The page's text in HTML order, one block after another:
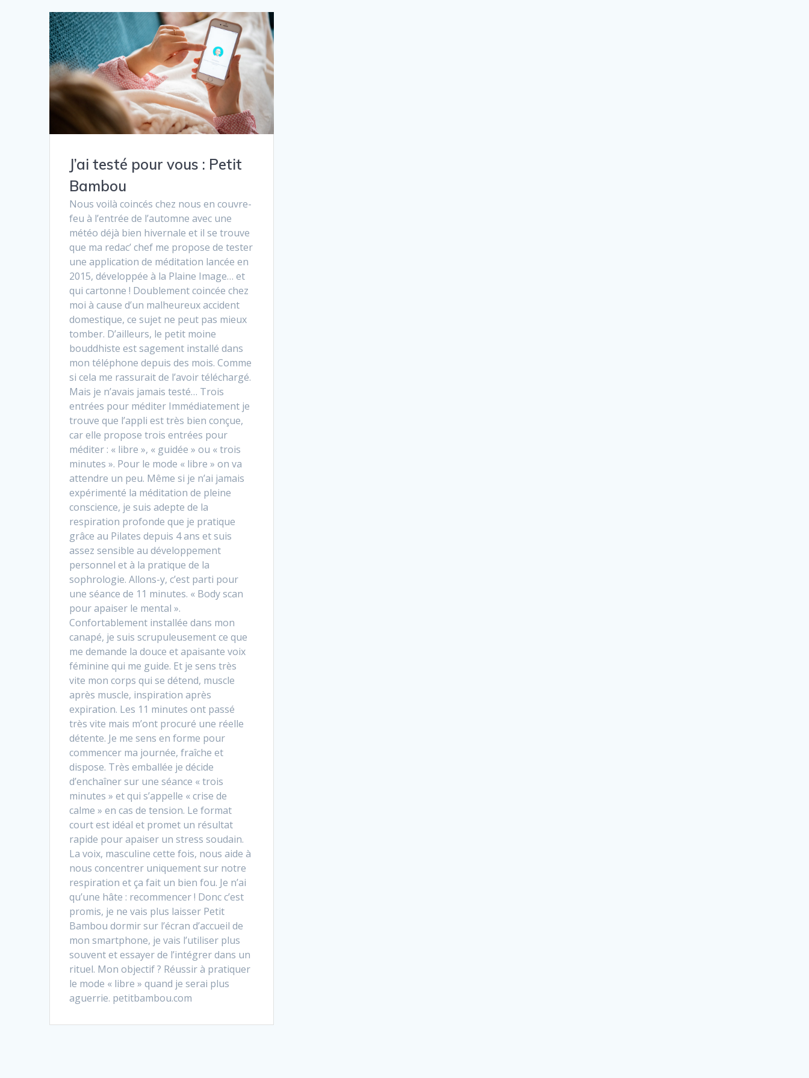
J’ai testé pour vous : Petit
Bambou
Nous voilà coincés chez nous en couvre-
feu à l’entrée de l’automne avec une
météo déjà bien hivernale et il se trouve
que ma redac’ chef me propose de tester
une application de méditation lancée en
2015, développée à la Plaine Image… et
qui cartonne ! Doublement coincée chez
moi à cause d’un malheureux accident
domestique, ce sujet ne peut pas mieux
tomber. D’ailleurs, le petit moine
bouddhiste est sagement installé dans
mon téléphone depuis des mois. Comme
si cela me rassurait de l’avoir téléchargé.
Mais je n’avais jamais testé… Trois
entrées pour méditer Immédiatement je
trouve que l’appli est très bien conçue,
car elle propose trois entrées pour
méditer : « libre », « guidée » ou « trois
minutes ». Pour le mode « libre » on va
attendre un peu. Même si je n’ai jamais
expérimenté la méditation de pleine
conscience, je suis adepte de la
respiration profonde que je pratique
grâce au Pilates depuis 4 ans et suis
assez sensible au développement
personnel et à la pratique de la
sophrologie. Allons-y, c’est parti pour
une séance de 11 minutes. « Body scan
pour apaiser le mental ».
Confortablement installée dans mon
canapé, je suis scrupuleusement ce que
me demande la douce et apaisante voix
féminine qui me guide. Et je sens très
vite mon corps qui se détend, muscle
après muscle, inspiration après
expiration. Les 11 minutes ont passé
très vite mais m’ont procuré une réelle
détente. Je me sens en forme pour
commencer ma journée, fraîche et
dispose. Très emballée je décide
d’enchaîner sur une séance « trois
minutes » et qui s’appelle « crise de
calme » en cas de tension. Le format
court est idéal et promet un résultat
rapide pour apaiser un stress soudain.
La voix, masculine cette fois, nous aide à
nous concentrer uniquement sur notre
respiration et ça fait un bien fou. Je n’ai
qu’une hâte : recommencer ! Donc c’est
promis, je ne vais plus laisser Petit
Bambou dormir sur l’écran d’accueil de
mon smartphone, je vais l’utiliser plus
souvent et essayer de l’intégrer dans un
rituel. Mon objectif ? Réussir à pratiquer
le mode « libre » quand je serai plus
aguerrie. petitbambou.com